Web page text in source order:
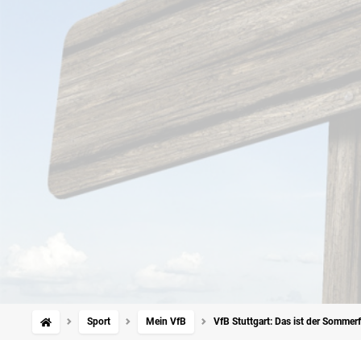
Sport Mein VfB VfB Stuttgart: Das ist der